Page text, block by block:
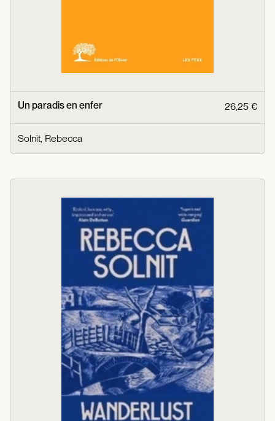
Un paradis en enfer 26,25 €
Solnit, Rebecca